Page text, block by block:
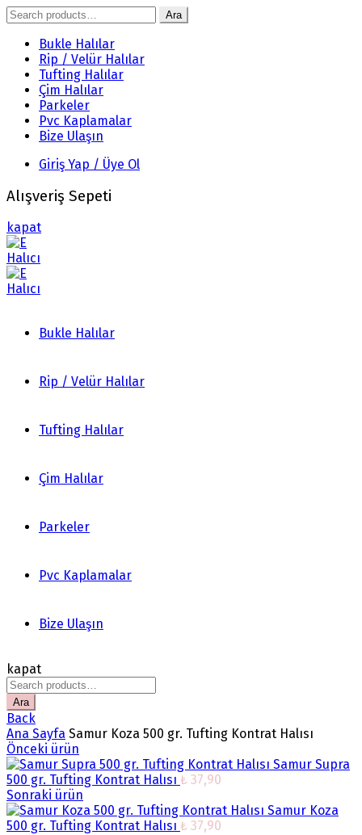
Search
for:
Ara
Bukle Halılar
Rip / Velür Halılar
Tufting Halılar
Çim Halılar
Parkeler
Pvc Kaplamalar
Bize Ulaşın
Giriş Yap / Üye Ol
Alışveriş Sepeti
kapat
Bukle Halılar
Rip / Velür Halılar
Tufting Halılar
Çim Halılar
Parkeler
Pvc Kaplamalar
Bize Ulaşın
kapat
Search
for:
Ara
Back
Ana Sayfa Samur Koza 500 gr. Tufting Kontrat Halısı
Önceki ürün
Samur Supra
500 gr. Tufting Kontrat Halısı ₺ 37,90
Sonraki ürün
Samur Koza
500 gr. Tufting Kontrat Halısı ₺ 37,90